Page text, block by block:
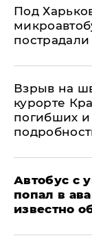
Под
пострадали
Взрыв на
курорте
погибших и
Автобус с
попал в
известно